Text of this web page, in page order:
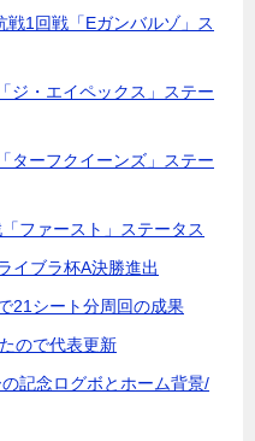
1回戦「Eガンバルゾ」ス
ジ・エイペックス」ステー
ターフクイーンズ」ステー
ファースト」ステータス
イブラ杯A決勝進出
21シート分周回の成果
ので代表更新
記念ログボとホーム背景/